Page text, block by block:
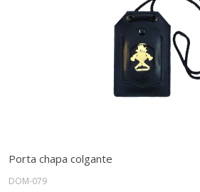
Porta chapa colgante
DOM-079